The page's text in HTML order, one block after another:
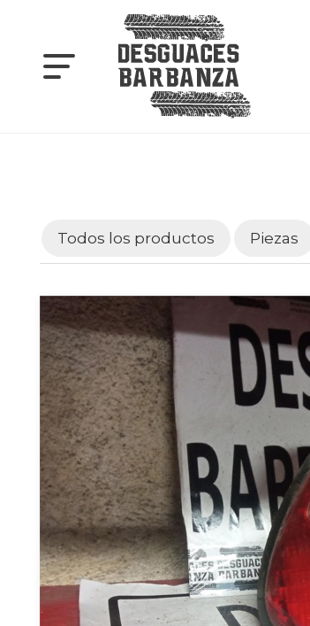
Todos los productos Piezas